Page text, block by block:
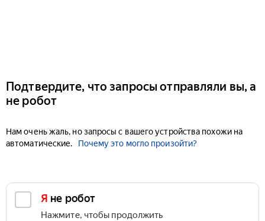
Подтвердите, что запросы отправляли вы, а
не робот
Нам очень жаль, но запросы с вашего устройства похожи на
автоматические.
Почему это могло произойти?
Я не робот
Нажмите, чтобы продолжить